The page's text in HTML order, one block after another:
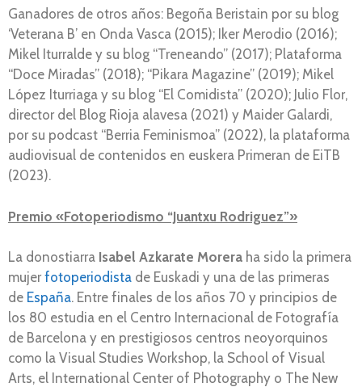
Ganadores de otros años: Begoña Beristain por su blog
‘Veterana B’ en Onda Vasca (2015); Iker Merodio (2016);
Mikel Iturralde y su blog “Treneando” (2017); Plataforma
“Doce Miradas” (2018); “Pikara Magazine” (2019); Mikel
López Iturriaga y su blog “El Comidista” (2020); Julio Flor,
director del Blog Rioja alavesa (2021) y Maider Galardi,
por su podcast “Berria Feminismoa” (2022), la plataforma
audiovisual de contenidos en euskera Primeran de EiTB
(2023).
Premio «Fotoperiodismo “Juantxu Rodriguez”»
La donostiarra Isabel Azkarate Morera ha sido la primera
mujer fotoperiodista de Euskadi y una de las primeras
de España. Entre finales de los años 70 y principios de
los 80 estudia en el Centro Internacional de Fotografía
de Barcelona y en prestigiosos centros neoyorquinos
como la Visual Studies Workshop, la School of Visual
Arts, el International Center of Photography o The New